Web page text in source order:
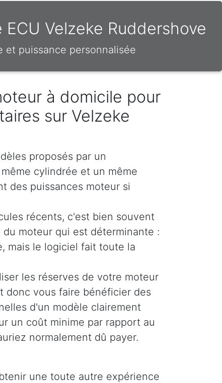
Velzeke Ruddershove
et puissance personnalisée
à domicile pour
sur Velzeke
proposés par un
cylindrée et un même
des puissances moteur si
récents, c'est bien souvent
moteur qui est déterminante :
mais le logiciel fait toute la
les réserves de votre moteur
donc vous faire bénéficier des
d'un modèle clairement
un coût minime par rapport au
normalement dû payer.
une toute autre expérience